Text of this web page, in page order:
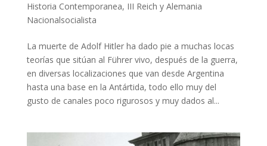
Historia Contemporanea, III Reich y Alemania
Nacionalsocialista
La muerte de Adolf Hitler ha dado pie a muchas locas
teorías que sitúan al Führer vivo, después de la guerra,
en diversas localizaciones que van desde Argentina
hasta una base en la Antártida, todo ello muy del
gusto de canales poco rigurosos y muy dados al...